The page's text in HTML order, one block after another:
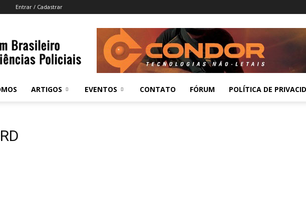
Entrar / Cadastrar
Brasileiro
Ciências
Policiais
ARTIGOS EVENTOS CONTATO FÓRUM POLÍTICA DE